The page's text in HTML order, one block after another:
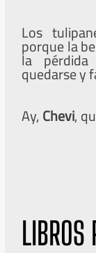
Los
porque la
la
quedarse y
Ay,Chevi,